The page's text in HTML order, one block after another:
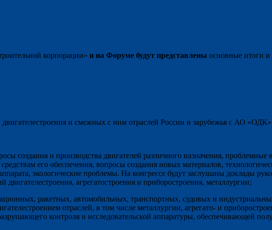
корпорации» и на Форуме будут представлены основные итоги
и смежных с ним отраслей России и зарубежья с АО
создания и производства двигателей различного назначения,
его обеспечения, вопросы создания новых материалов,
экологические проблемы. На конгрессе будут заслушаны доклады
агрегатостроения и приборостроения, металлургии;
ракетных, автомобильных, транспортных, судовых и
отраслей, в том числе металлургии, агрегато- и
контроля и исследовательской аппаратуры, обеспечивающей